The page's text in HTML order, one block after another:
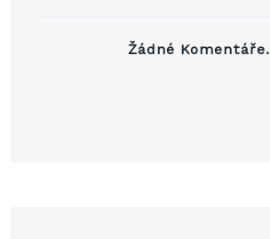
Žádné Komentáře.